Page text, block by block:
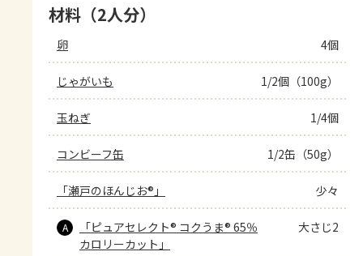
材料（2人分）
卵 4個
じゃがいも 1/2個（100g）
玉ねぎ 1/4個
コンビーフ缶 1/2缶（50g）
「瀬戸のほんじお®」 少々
A
「ピュアセレクト® コクうま® 65％
カロリーカット」
大さじ2